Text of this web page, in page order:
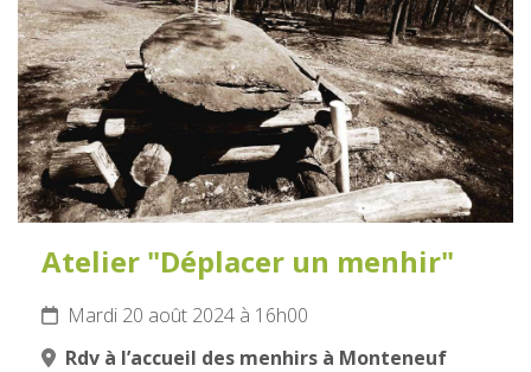
Atelier "Déplacer un menhir"
Mardi 20 août 2024 à 16h00
Rdv à l’accueil des menhirs à Monteneuf